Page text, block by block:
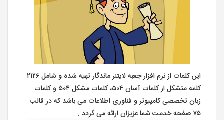
این کلمات از نرم افزار جعبه لایتنر ماندگار تهیه شده و شامل ۲۱۲۶
کلمه متشکل از کلمات آسان ۵۰۴، کلمات مشکل ۵۰۴ و کلمات
زبان تخصصی کامپیوتر و فناوری اطلاعات می باشد که در قالب
۷۵ صفحه خدمت شما عزیزان ارائه می گردد .